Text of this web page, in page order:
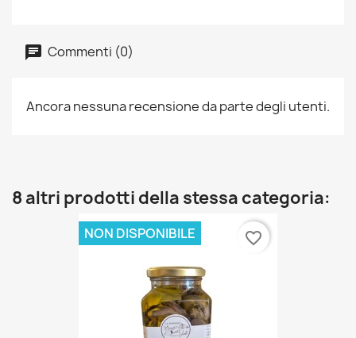
Commenti (0)
Ancora nessuna recensione da parte degli utenti.
8 altri prodotti della stessa categoria:
NON DISPONIBILE favorite_border